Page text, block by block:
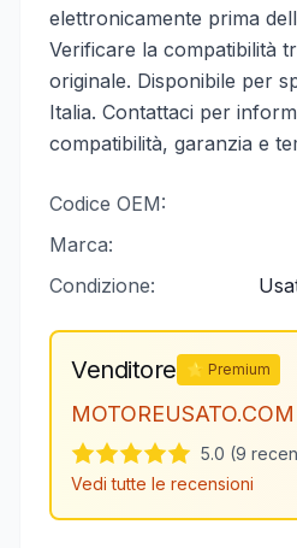
elettronicamente prima
Verificare la compatibilità
originale. Disponibile per
Italia. Contattaci per
compatibilità, garanzia e
Codice OEM:
Marca:
Condizione:
Venditore ⭐ Premium
MOTOREUSATO.COM
5.0 (9
Vedi tutte le recensioni